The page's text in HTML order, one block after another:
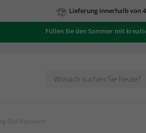
Lieferung innerhalb von
Füllen Sie den Sommer mit
Bild Narzissen